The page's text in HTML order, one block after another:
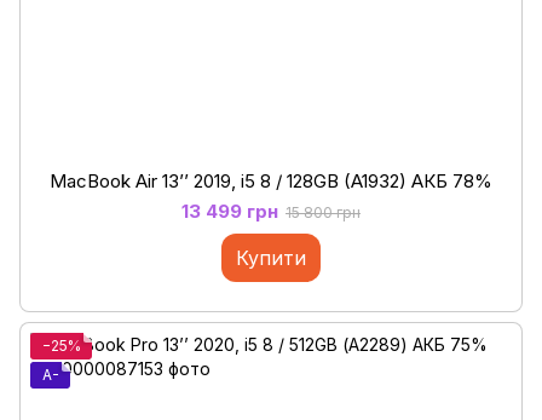
MacBook Air 13’’ 2019, i5 8 / 128GB (A1932) АКБ 78%
13 499 грн 15 800 грн
Купити
−25%
A-